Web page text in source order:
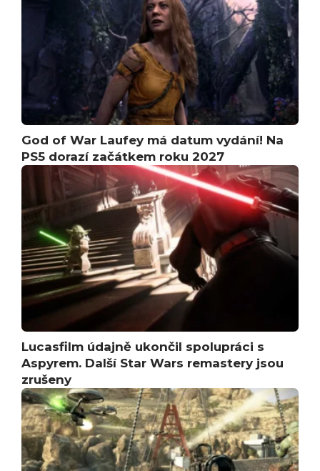
God of War Laufey má datum vydání! Na
PS5 dorazí začátkem roku 2027
Lucasfilm údajně ukončil spolupráci s
Aspyrem. Další Star Wars remastery jsou
zrušeny